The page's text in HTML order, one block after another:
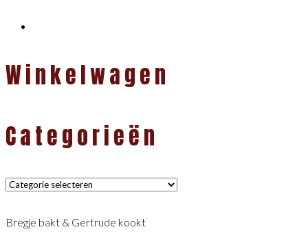
Winkelwagen
Categorieën
Categorieën
Bregje bakt & Gertrude kookt